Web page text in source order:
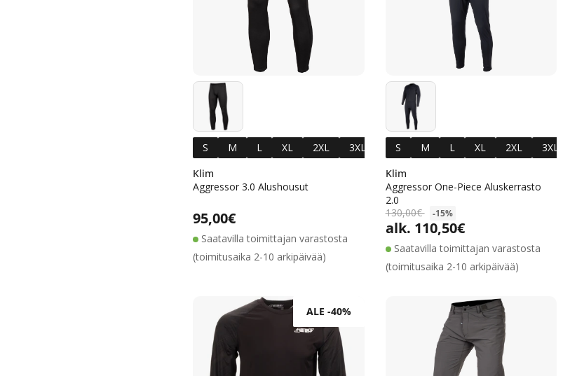
S M L XL 2XL
3XL
Klim
Aggressor 3.0 Alushousut
Normaalihinta
95,00€Alennushinta
Normaalihinta
Saatavilla toimittajan varastosta
(toimitusaika 2-10 arkipäivää)
S M L XL 2XL
3XL
Klim
Aggressor One-Piece Aluskerrasto
2.0
Alennushinta
alk. 110,50€
Normaalihinta
130,00€ -15%
Saatavilla toimittajan varastosta
(toimitusaika 2-10 arkipäivää)
ALE -40%